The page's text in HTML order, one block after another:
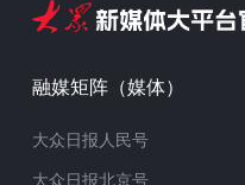
融媒矩阵（媒体）
大众日报人民号
大众日报北京号